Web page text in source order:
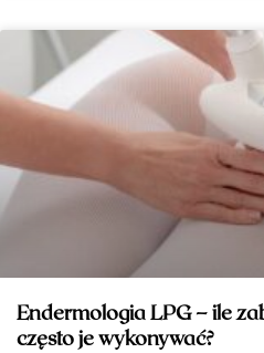
Endermologia LPG – ile
często je wykonywać?